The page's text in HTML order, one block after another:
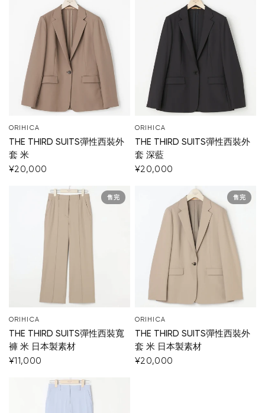
ORIHICA
THE THIRD SUITS彈性西裝外
套 米
¥20,000
ORIHICA
THE THIRD SUITS彈性西裝外
套 深藍
¥20,000
售完
ORIHICA
THE THIRD SUITS彈性西裝寬
褲 米 日本製素材
¥11,000
售完
ORIHICA
THE THIRD SUITS彈性西裝外
套 米 日本製素材
¥20,000